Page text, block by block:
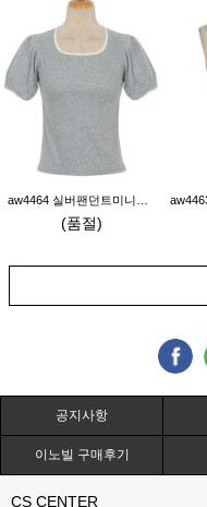
(품절)
공지사항
이노빌 구매후기
CS CENTER